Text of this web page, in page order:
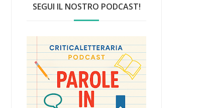
SEGUI IL NOSTRO PODCAST!